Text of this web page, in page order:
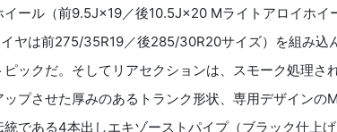
イール（前9.5J×19／後10.5J×20 Mライトアロイホイ
ヤは前275/35R19／後285/30R20サイズ）を組み込
ピックだ。そしてリアセクションは、スモーク処理さ
ップさせた厚みのあるトランク形状、専用デザインの
統である4本出しエキゾーストパイプ（ブラック仕上